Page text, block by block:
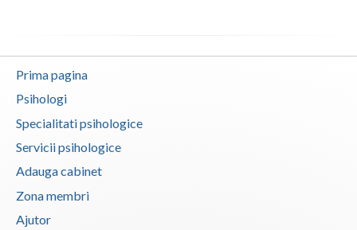
Vrancea
Prima pagina
Psihologi
Specialitati psihologice
Servicii psihologice
Adauga cabinet
Zona membri
Ajutor